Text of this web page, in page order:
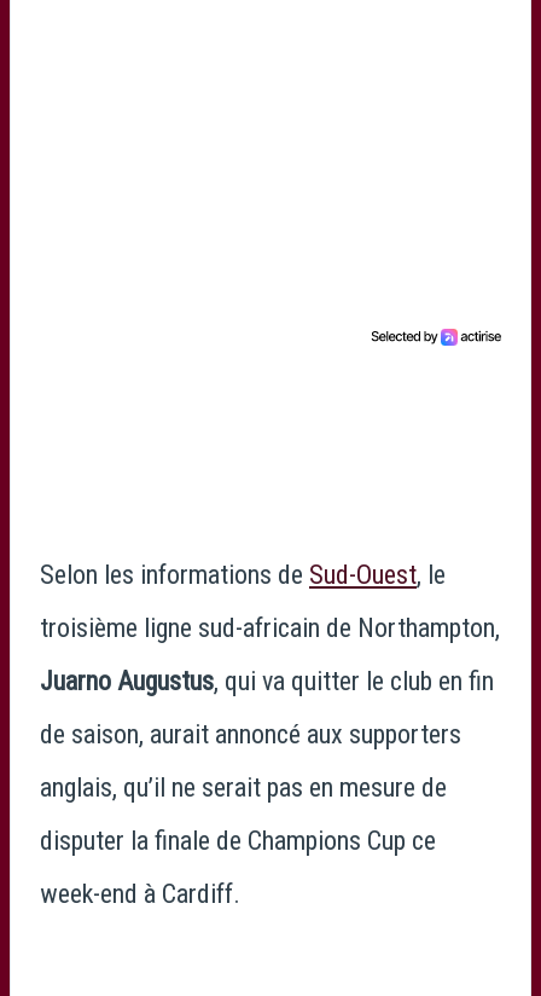
Selon les informations de Sud-Ouest, le
troisième ligne sud-africain de Northampton,
Juarno Augustus, qui va quitter le club en fin
de saison, aurait annoncé aux supporters
anglais, qu’il ne serait pas en mesure de
disputer la finale de Champions Cup ce
week-end à Cardiff.